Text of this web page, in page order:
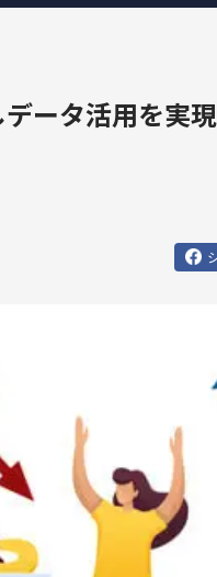
ータ活用を実